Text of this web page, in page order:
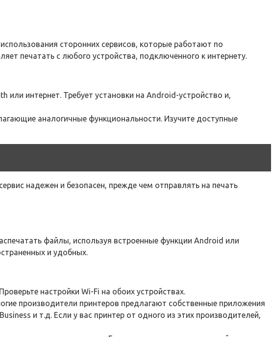
сторонних сервисов, которые работают по
печатать с любого устройства, подключенного к интернету.
интернет. Требует установки на Android-устройство и,
аналогичные функциональности. Изучите доступные
надежен и безопасен, прежде чем отправлять на печать
файлы, используя встроенные функции Android или
и удобных.
Проверьте настройки Wi-Fi на обоих устройствах.
производители принтеров предлагают собственные приложения
и т.д. Если у вас принтер от одного из этих производителей,